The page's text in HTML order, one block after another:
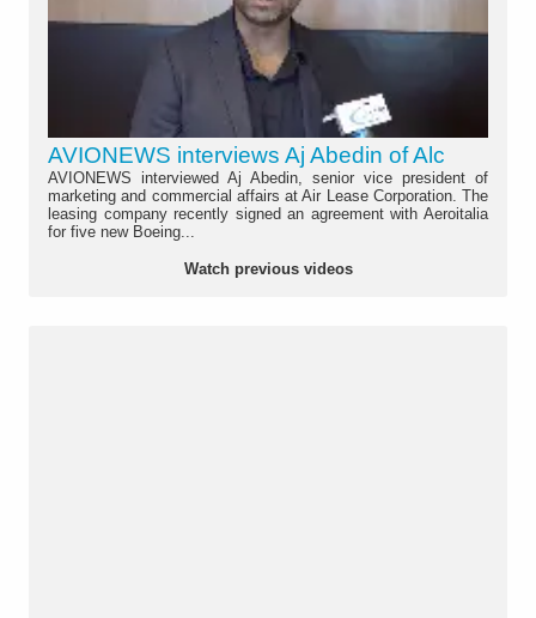
AVIONEWS interviews Aj Abedin of Alc
AVIONEWS interviewed Aj Abedin, senior vice president of
marketing and commercial affairs at Air Lease Corporation. The
leasing company recently signed an agreement with Aeroitalia
for five new Boeing...
Watch previous videos